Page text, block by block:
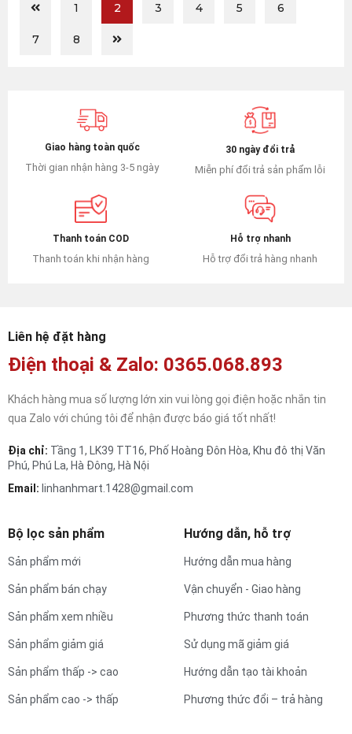
1 2 3 4 5 6
7 8
Giao hàng toàn quốc
Thời gian nhận hàng 3-5 ngày
30 ngày đổi trả
Miễn phí đổi trả sản phẩm lỗi
Thanh toán COD
Thanh toán khi nhận hàng
Hỗ trợ nhanh
Hỗ trợ đổi trả hàng nhanh
Liên hệ đặt hàng
Điện thoại & Zalo: 0365.068.893
Khách hàng mua số lượng lớn xin vui lòng gọi điện hoặc nhắn tin
qua Zalo với chúng tôi để nhận được báo giá tốt nhất!
Địa chỉ: Tầng 1, LK39 TT16, Phố Hoàng Đôn Hòa, Khu đô thị Văn
Phú, Phú La, Hà Đông, Hà Nội
Email: linhanhmart.1428@gmail.com
Bộ lọc sản phẩm
Sản phẩm mới
Sản phẩm bán chạy
Sản phẩm xem nhiều
Sản phẩm giảm giá
Sản phẩm thấp -> cao
Sản phẩm cao -> thấp
Hướng dẫn, hỗ trợ
Hướng dẫn mua hàng
Vận chuyển - Giao hàng
Phương thức thanh toán
Sử dụng mã giảm giá
Hướng dẫn tạo tài khoản
Phương thức đổi – trả hàng